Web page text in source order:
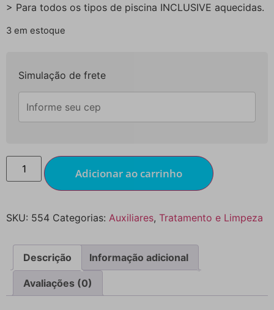
> Para todos os tipos de piscina INCLUSIVE aquecidas.
3 em estoque
Simulação de frete
Adicionar ao carrinho
SKU: 554 Categorias: Auxiliares, Tratamento e Limpeza
Descrição Informação adicional
Avaliações (0)